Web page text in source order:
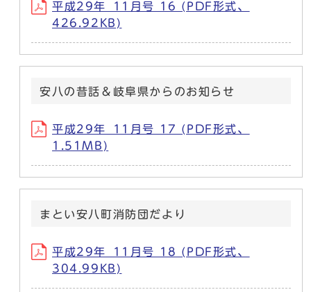
平成29年_11月号 16 (PDF形式、
426.92KB)
安八の昔話＆岐阜県からのお知らせ
平成29年_11月号 17 (PDF形式、
1.51MB)
まとい安八町消防団だより
平成29年_11月号 18 (PDF形式、
304.99KB)